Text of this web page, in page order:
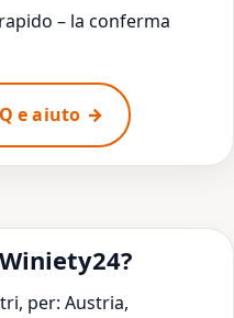
– la conferma
e aiuto
per: Austria,